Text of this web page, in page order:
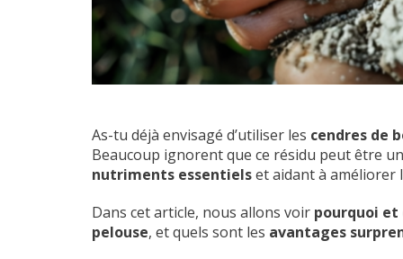
As-tu déjà envisagé d’utiliser les cendres de
Beaucoup ignorent que ce résidu peut être un
nutriments essentielset aidant à améliorer
Dans cet article, nous allons voir pourquoi et
pelouse, et quels sont les avantages